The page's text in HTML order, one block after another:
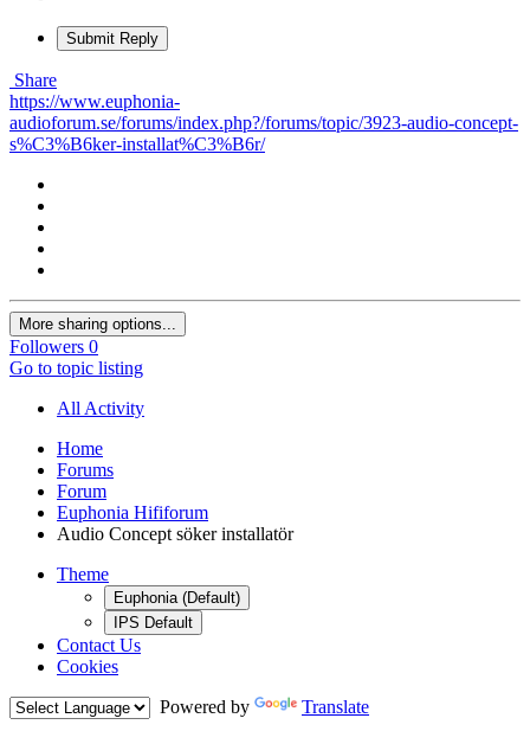
Submit Reply
Share
https://www.euphonia-
audioforum.se/forums/index.php?/forums/topic/3923-audio-concept-
s%C3%B6ker-installat%C3%B6r/
More sharing options...
Followers 0
Go to topic listing
All Activity
Home
Forums
Forum
Euphonia Hififorum
Audio Concept söker installatör
Theme
Euphonia (Default)
IPS Default
Contact Us
Cookies
Powered by
Translate